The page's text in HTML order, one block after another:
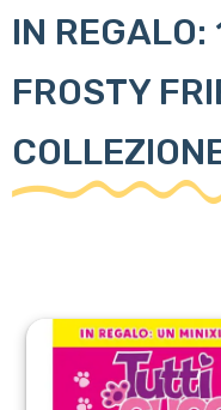
IN REGALO:
FROSTY